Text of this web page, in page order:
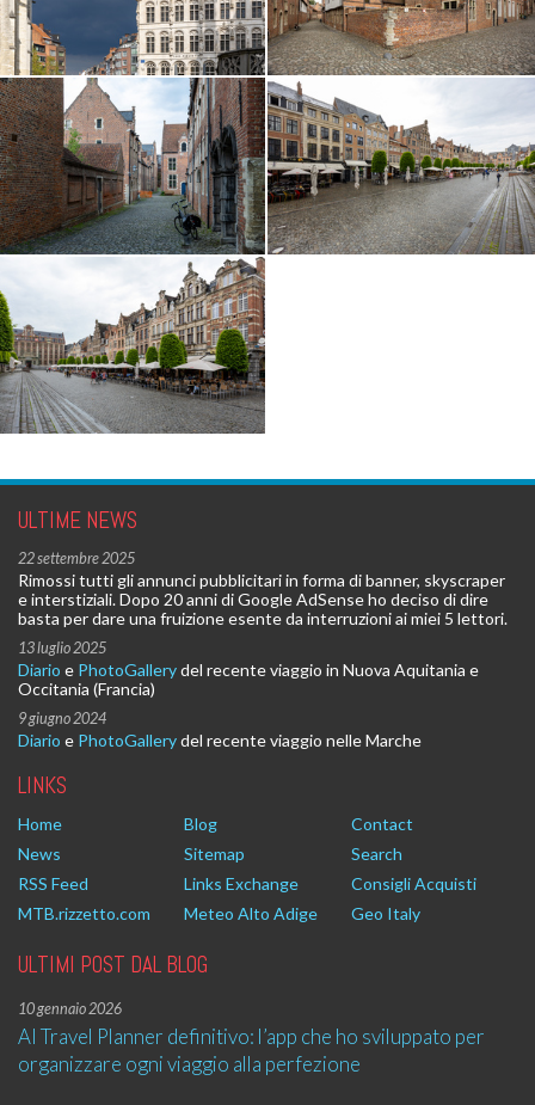
ULTIME NEWS
22 settembre 2025
Rimossi tutti gli annunci pubblicitari in forma di banner, skyscraper
e interstiziali. Dopo 20 anni di Google AdSense ho deciso di dire
basta per dare una fruizione esente da interruzioni ai miei 5 lettori.
13 luglio 2025
Diario e PhotoGallerydel recente viaggio in Nuova Aquitania e
Occitania (Francia)
9 giugno 2024
Diario e PhotoGallerydel recente viaggio nelle Marche
LINKS
Home Blog
Contact
News
Sitemap
Search
RSS Feed
Links Exchange
Consigli Acquisti
MTB.rizzetto.com
Meteo Alto Adige Geo Italy
ULTIMI POST DAL BLOG
10 gennaio 2026
AI Travel Planner definitivo: l’app che ho sviluppato per
organizzare ogni viaggio alla perfezione